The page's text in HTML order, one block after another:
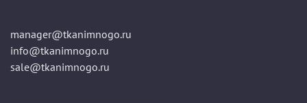
manager@tkanimnogo.ru
info@tkanimnogo.ru
sale@tkanimnogo.ru